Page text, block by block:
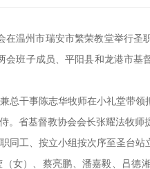
在温州市瑞安市繁荣教堂举行
会班子成员、平阳县和龙港市
总干事陈志华牧师在小礼堂带
。省基督教协会会长张耀法牧师
同工、按立小组按次序至圣台
（女）、蔡亮鹏、潘嘉毅、吕德